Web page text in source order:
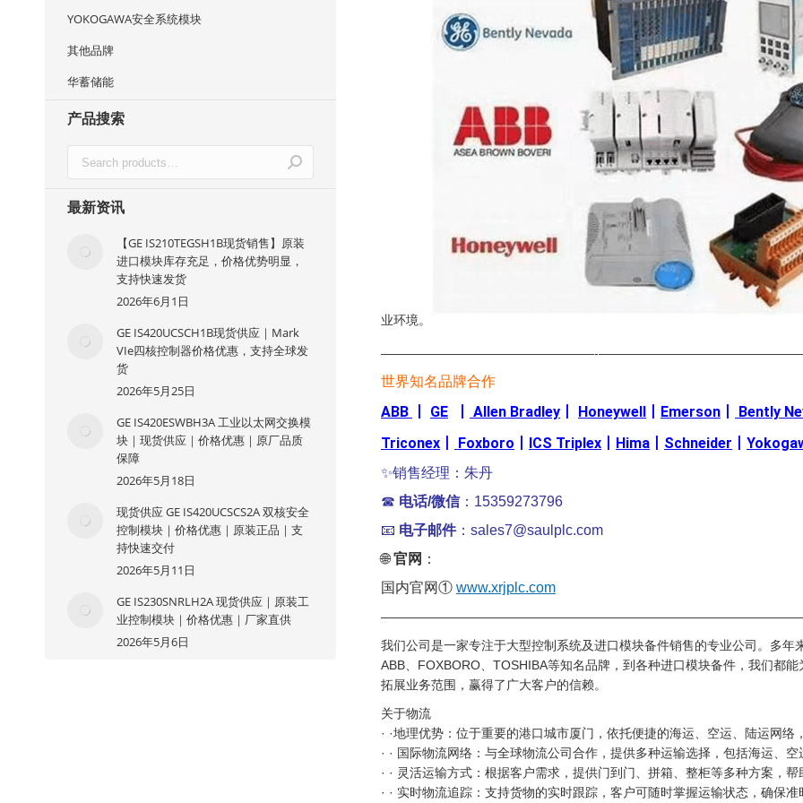
业环境。
—————————————————-
世界知名品牌合作
ABB GE Allen Bradley Honeywell Emerson
Bently
Triconex
Foxboro ICS Triplex Hima Schneider
✨销售经理：朱丹
☎ 电话/微信：15359273796
📧 电子邮件：sales7@saulplc.com
🌐官网 ：
国内官网① www.xrjplc.com
我们公司是一家专注于大型控制系统及进口模块备件销售的专业公司。多
ABB、FOXBORO、TOSHIBA等知名品牌，到各种进口模块备件，我们都
拓展业务范围，赢得了广大客户的信赖。
关于物流
· ·地理优势：位于重要的港口城市厦门，依托便捷的海运、空运、陆运网
· · 国际物流网络：与全球物流公司合作，提供多种运输选择，包括海运、
· · 灵活运输方式：根据客户需求，提供门到门、拼箱、整柜等多种方案，
· · 实时物流追踪：支持货物的实时跟踪，客户可随时掌握运输状态，确保准
YOKOGAWA安全系统模块
其他品牌
华蓄储能
产品搜索
最新资讯
【GE IS210TEGSH1B现货销售】原装
进口模块库存充足，价格优势明显，
支持快速发货
2026年6月1日
GE IS420UCSCH1B现货供应｜Mark
VIe四核控制器价格优惠，支持全球发
货
2026年5月25日
GE IS420ESWBH3A 工业以太网交换模
块｜现货供应｜价格优惠｜原厂品质
保障
2026年5月18日
现货供应 GE IS420UCSCS2A 双核安全
控制模块｜价格优惠｜原装正品｜支
持快速交付
2026年5月11日
GE IS230SNRLH2A 现货供应｜原装工
业控制模块｜价格优惠｜厂家直供
2026年5月6日